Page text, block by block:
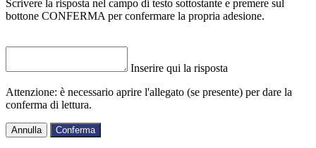
Scrivere la risposta nel campo di testo sottostante e premere sul
bottone CONFERMA per confermare la propria adesione.
Inserire qui la risposta
Attenzione: è necessario aprire l'allegato (se presente) per dare la
conferma di lettura.
Annulla Conferma